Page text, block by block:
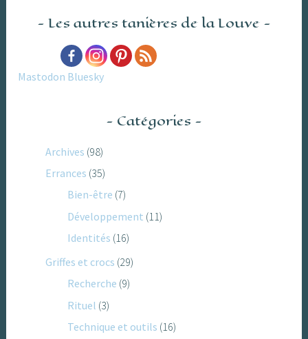
Les autres tanières de la Louve
Mastodon Bluesky
Catégories
Archives (98)
Errances (35)
Bien-être (7)
Développement (11)
Identités (16)
Griffes et crocs (29)
Recherche (9)
Rituel (3)
Technique et outils (16)